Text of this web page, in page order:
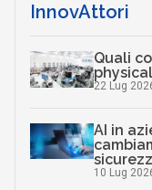
InnovAttori
Quali
22 Lug
AI in
10 Lug